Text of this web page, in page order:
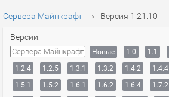
Сервера Майнкрафт → Версия 1.21.10
Версии:
Сервера Майнкрафт Новые 1.0 1.1
1.2.4
1.2.5 1.3.1 1.3.2 1.4.2 1.4.4
1.5.1
1.5.2 1.6.1 1.6.2 1.6.4 1.7.2